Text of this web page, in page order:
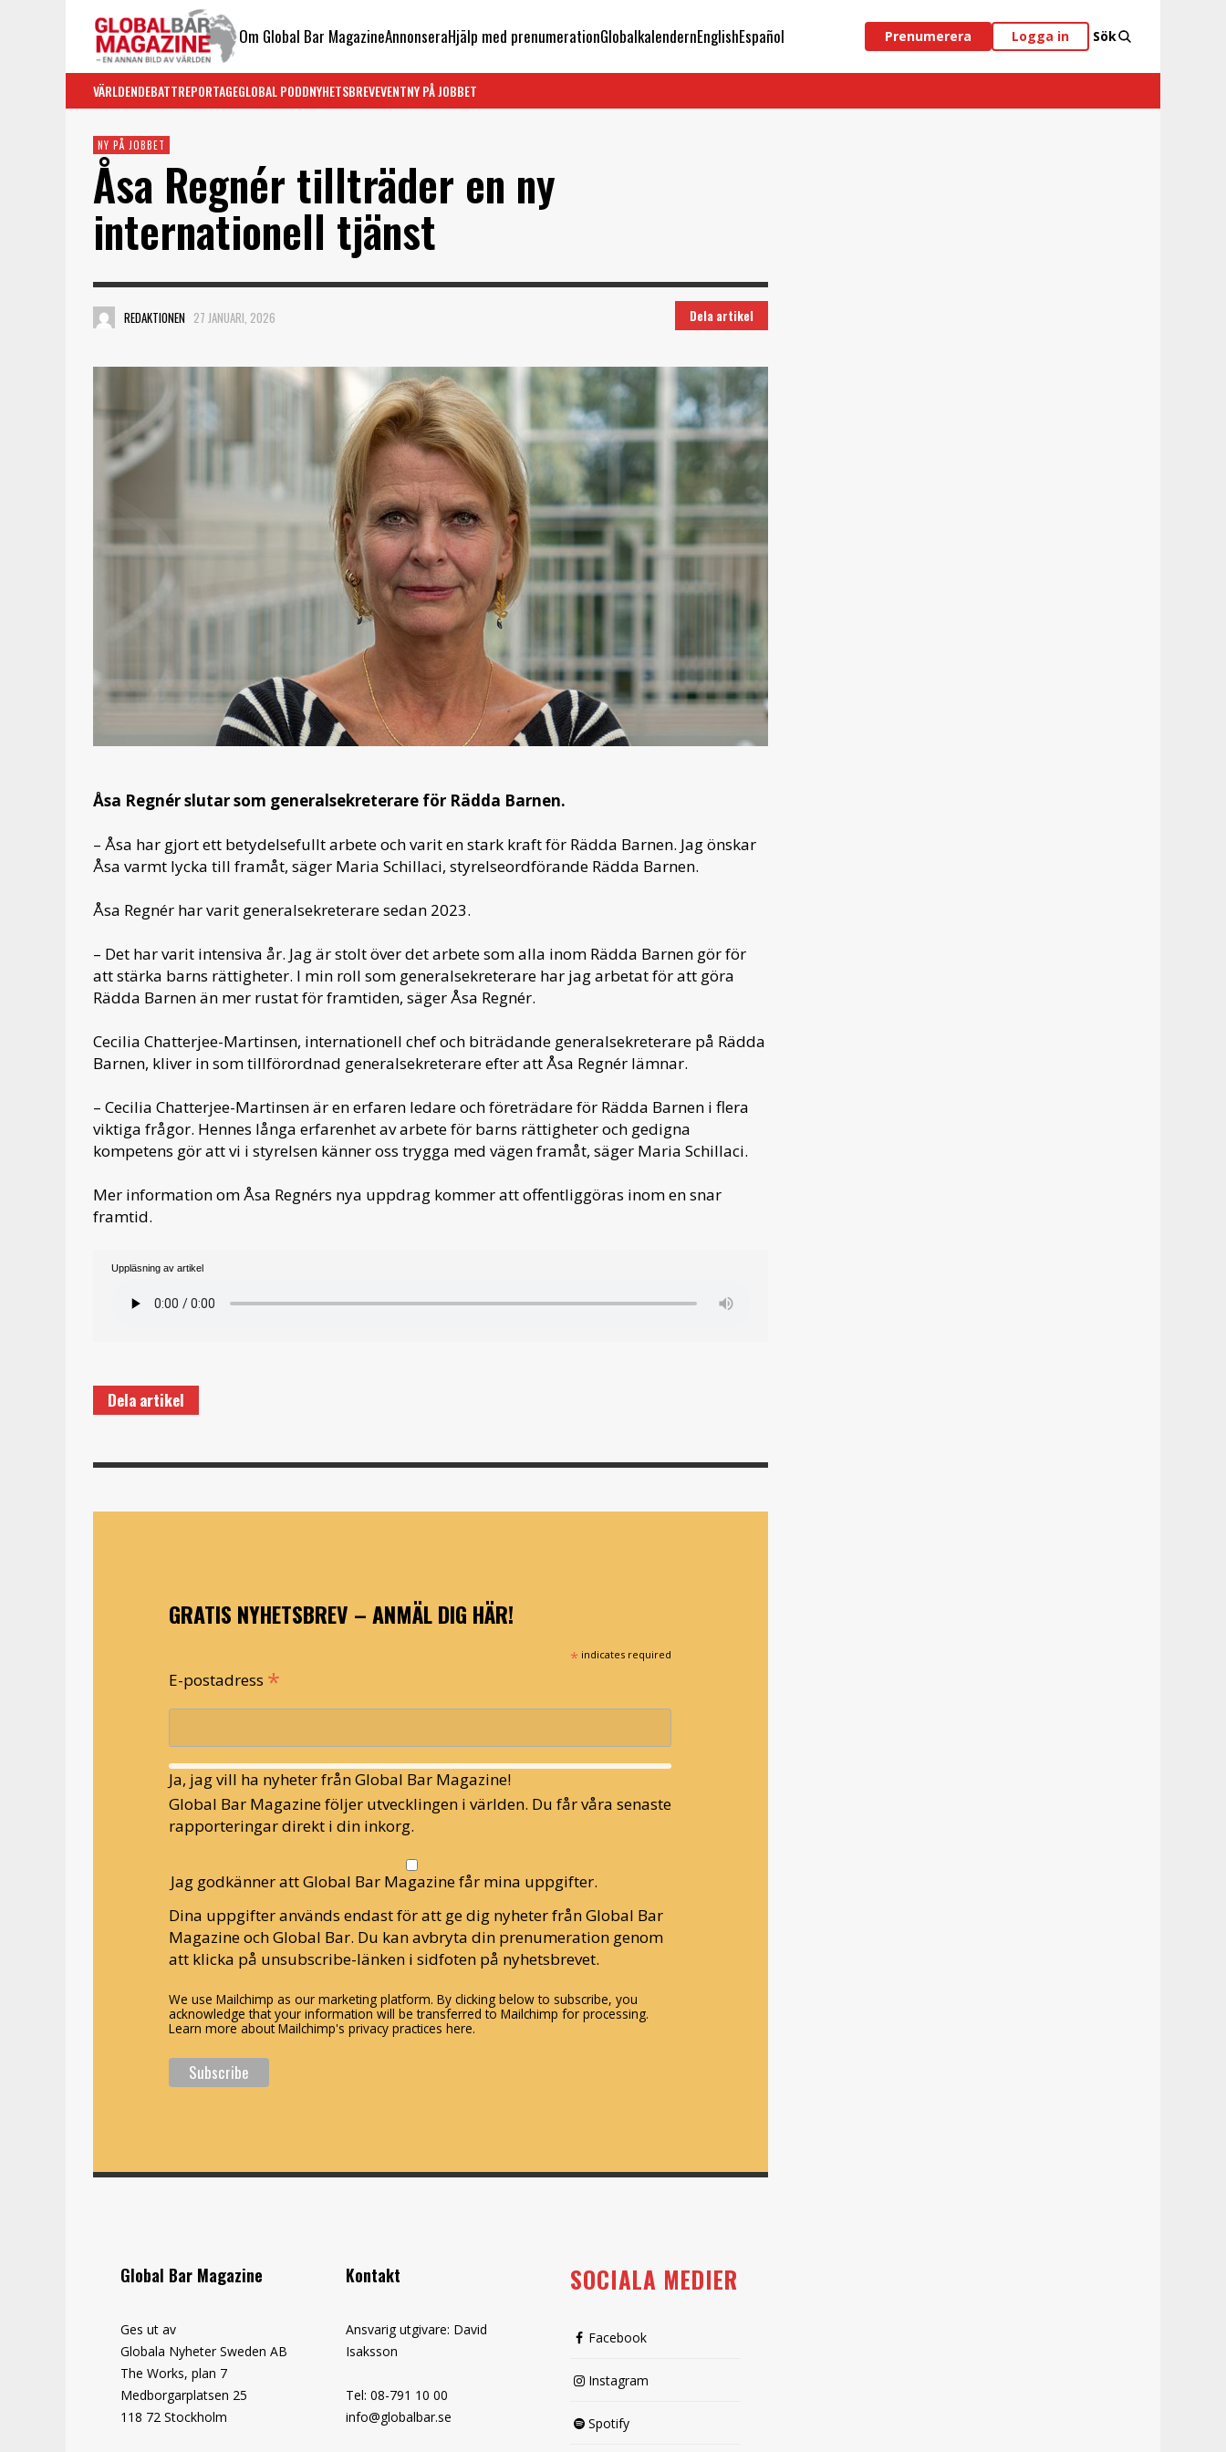
Om Global Bar MagazineAnnonseraHjälp med prenumerationGlobalkalendernEnglishEspañol Prenumerera Logga in Sök
VÄRLDENDEBATTREPORTAGEGLOBAL PODDNYHETSBREVEVENTNY PÅ JOBBET
NY PÅ JOBBET
Åsa Regnér tillträder en ny
internationell tjänst
REDAKTIONEN 27 JANUARI, 2026 Dela artikel
Åsa Regnér slutar som generalsekreterare för Rädda Barnen.
– Åsa har gjort ett betydelsefullt arbete och varit en stark kraft för Rädda Barnen. Jag önskar
Åsa varmt lycka till framåt, säger Maria Schillaci, styrelseordförande Rädda Barnen.
Åsa Regnér har varit generalsekreterare sedan 2023.
– Det har varit intensiva år. Jag är stolt över det arbete som alla inom Rädda Barnen gör för
att stärka barns rättigheter. I min roll som generalsekreterare har jag arbetat för att göra
Rädda Barnen än mer rustat för framtiden, säger Åsa Regnér.
Cecilia Chatterjee-Martinsen, internationell chef och biträdande generalsekreterare på Rädda
Barnen, kliver in som tillförordnad generalsekreterare efter att Åsa Regnér lämnar.
– Cecilia Chatterjee-Martinsen är en erfaren ledare och företrädare för Rädda Barnen i flera
viktiga frågor. Hennes långa erfarenhet av arbete för barns rättigheter och gedigna
kompetens gör att vi i styrelsen känner oss trygga med vägen framåt, säger Maria Schillaci.
Mer information om Åsa Regnérs nya uppdrag kommer att offentliggöras inom en snar
framtid.
Uppläsning av artikel
Dela artikel
GRATIS NYHETSBREV – ANMÄL DIG HÄR!
* indicates required
E-postadress *
Ja, jag vill ha nyheter från Global Bar Magazine!
Global Bar Magazine följer utvecklingen i världen. Du får våra senaste
rapporteringar direkt i din inkorg.
Jag godkänner att Global Bar Magazine får mina uppgifter.
Dina uppgifter används endast för att ge dig nyheter från Global Bar
Magazine och Global Bar. Du kan avbryta din prenumeration genom
att klicka på unsubscribe-länken i sidfoten på nyhetsbrevet.
We use Mailchimp as our marketing platform. By clicking below to subscribe, you
acknowledge that your information will be transferred to Mailchimp for processing.
Learn more about Mailchimp's privacy practices here.
Global Bar Magazine
Ges ut av
Globala Nyheter Sweden AB
The Works, plan 7
Medborgarplatsen 25
118 72 Stockholm
Kontakt
Ansvarig utgivare: David
Isaksson
Tel: 08-791 10 00
info@globalbar.se
SOCIALA MEDIER
Facebook
Instagram
Spotify